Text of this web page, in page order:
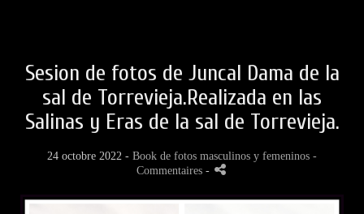
Sesion de fotos de Juncal Dama de la
sal de Torrevieja.Realizada en las
Salinas y Eras de la sal de Torrevieja.
24 octobre 2022 - Book de fotos masculinos y femeninos -
Commentaires -